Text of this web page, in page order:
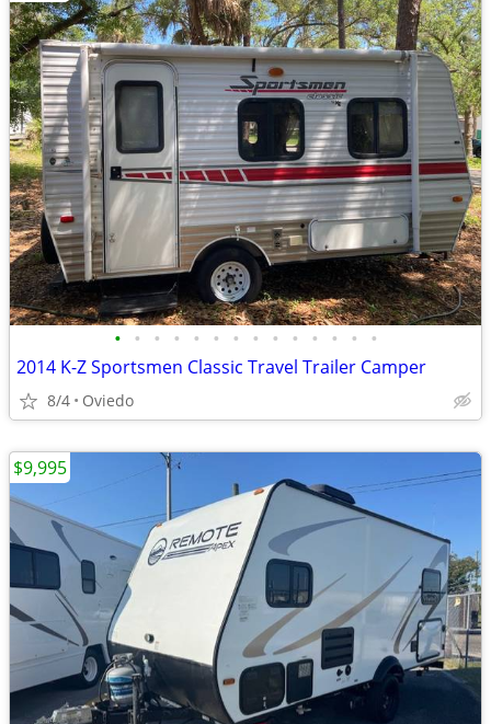
• • • • • • • • • • • • • •
2014 K-Z Sportsmen Classic Travel Trailer Camper
8/4 Oviedo
$9,995